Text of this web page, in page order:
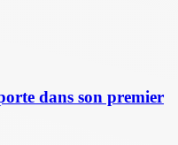
dans son premier